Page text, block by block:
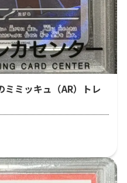
ミッキュ（AR）トレ